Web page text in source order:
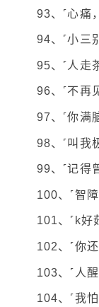
93、˹心痛
94、˹小三
95、˹人走
96、˹不再
97、˹你满
98、˹叫我
99、˹记得
100、˹智障
101、˹k好
102、˹你还
103、˹人醒
104、˹我怕